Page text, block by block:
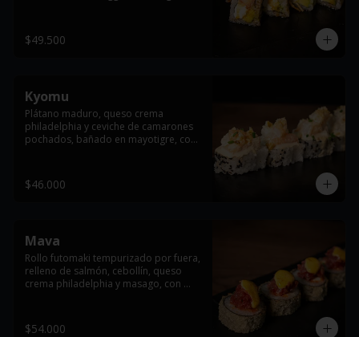
$49.500
Kyomu
Plátano maduro, queso crema
philadelphia y ceviche de camarones
pochados, bañado en mayotigre, con
$46.000
Mava
Rollo futomaki tempurizado por fuera,
relleno de salmón, cebollín, queso
crema philadelphia y masago, con
$54.000